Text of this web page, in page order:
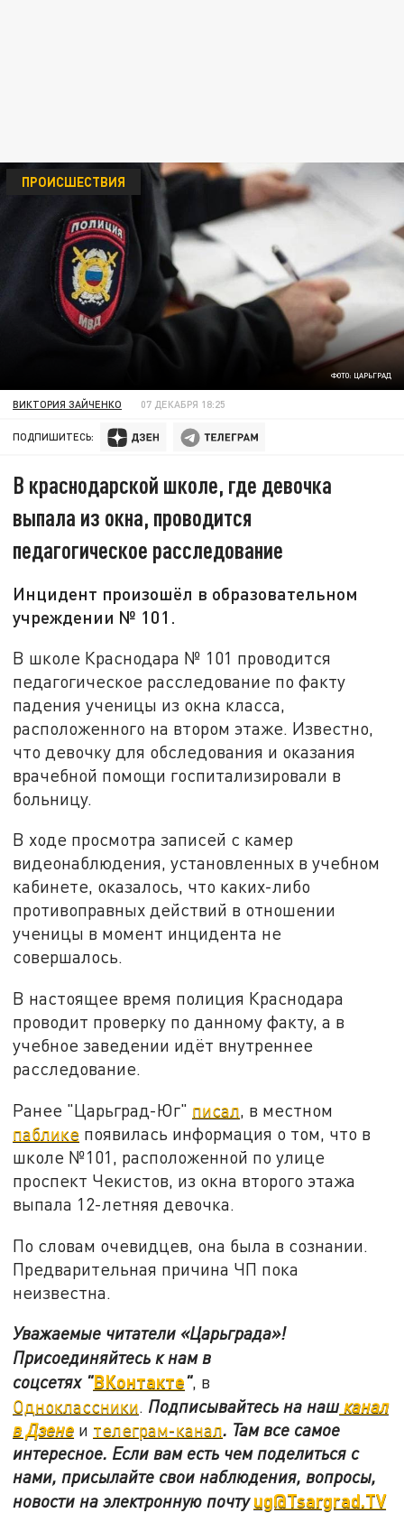
ФОТО: ЦАРЬГРАД
ПРОИСШЕСТВИЯ
ВИКТОРИЯ ЗАЙЧЕНКО 07 ДЕКАБРЯ 18:25
ПОДПИШИТЕСЬ:
В краснодарской школе, где девочка
выпала из окна, проводится
педагогическое расследование
Инцидент произошёл в образовательном
учреждении № 101.
В школе Краснодара № 101 проводится
педагогическое расследование по факту
падения ученицы из окна класса,
расположенного на втором этаже. Известно,
что девочку для обследования и оказания
врачебной помощи госпитализировали в
больницу.
В ходе просмотра записей с камер
видеонаблюдения, установленных в учебном
кабинете, оказалось, что каких-либо
противоправных действий в отношении
ученицы в момент инцидента не
совершалось.
В настоящее время полиция Краснодара
проводит проверку по данному факту, а в
учебное заведении идёт внутреннее
расследование.
Ранее "Царьград-Юг" писал, в местном
паблике появилась информация о том, что в
школе №101, расположенной по улице
проспект Чекистов, из окна второго этажа
выпала 12-летняя девочка.
По словам очевидцев, она была в сознании.
Предварительная причина ЧП пока
неизвестна.
Уважаемые читатели «Царьграда»!
Присоединяйтесь к нам в
соцсетях "ВКонтакте", в
Одноклассники. Подписывайтесь на нашканал
в Дзене и телеграм-канал. Там все самое
интересное. Если вам есть чем поделиться с
нами, присылайте свои наблюдения, вопросы,
новости на электронную почтуug@Tsargrad.TV